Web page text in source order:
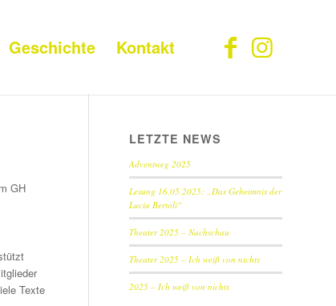
Geschichte Kontakt
GH
Texte
LETZTE NEWS
Adventweg 2025
Lesung 16.05.2025: „Das Geheimnis der
Lucia Bertoli“
Theater 2025 – Nachschau
Theater 2025 – Ich weiß von nichts
2025 – Ich weiß von nichts